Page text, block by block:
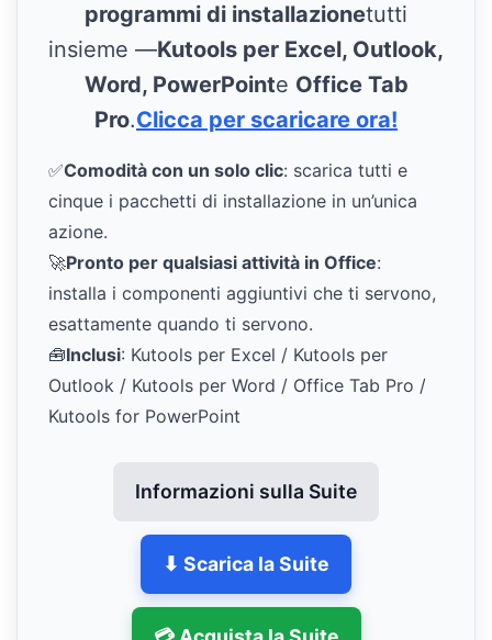
programmi di installazionetutti
insieme —Kutools per Excel, Outlook,
Word, PowerPointe Office Tab
Pro.Clicca per scaricare ora!
✅Comodità con un solo clic: scarica tutti e
cinque i pacchetti di installazione in un’unica
azione.
🚀Pronto per qualsiasi attività in Office:
installa i componenti aggiuntivi che ti servono,
esattamente quando ti servono.
🧰Inclusi: Kutools per Excel / Kutools per
Outlook / Kutools per Word / Office Tab Pro /
Kutools for PowerPoint
Informazioni sulla Suite
⬇ Scarica la Suite